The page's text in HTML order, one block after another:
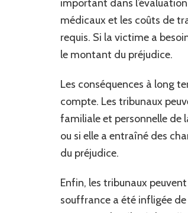
important dans
médicaux et les coûts de
requis. Si la victime a
le montant du préjudice.
Les conséquences à long
compte. Les tribunaux
familiale et personnelle de
ou si elle a entraîné des
du préjudice.
Enfin, les tribunaux
souffrance a été infligée